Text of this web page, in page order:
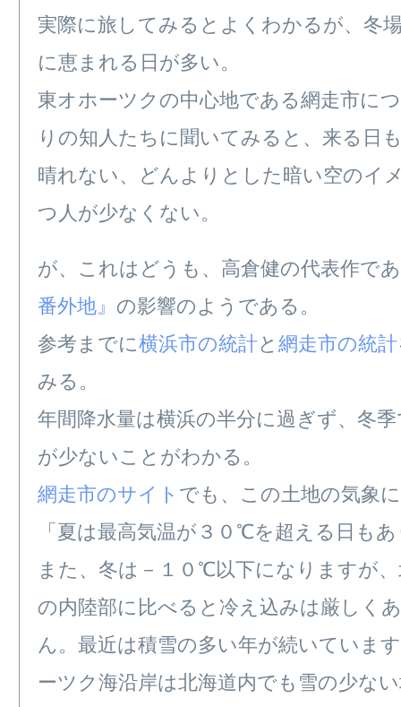
実際に旅してみるとよくわかるが、冬
に恵まれる日が多い。
東オホーツクの中心地である網走市に
りの知人たちに聞いてみると、来る日
晴れない、どんよりとした暗い空のイ
つ人が少なくない。
が、これはどうも、高倉健の代表作で
番外地』 の影響のようである。
参考までに横浜市の統計と 網走市の統計
みる。
年間降水量は横浜の半分に過ぎず、冬
が少ないことがわかる。
網走市のサイト でも、この土地の気象
「夏は最高気温が３０℃を超える日も
また、冬は－１０℃以下になりますが
の内陸部に比べると冷え込みは厳しく
ん。最近は積雪の多い年が続いていま
ーツク海沿岸は北海道内でも雪の少な